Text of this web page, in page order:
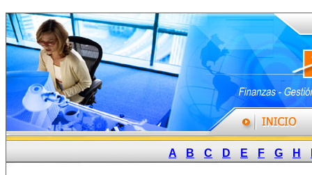
A B C D E F G H